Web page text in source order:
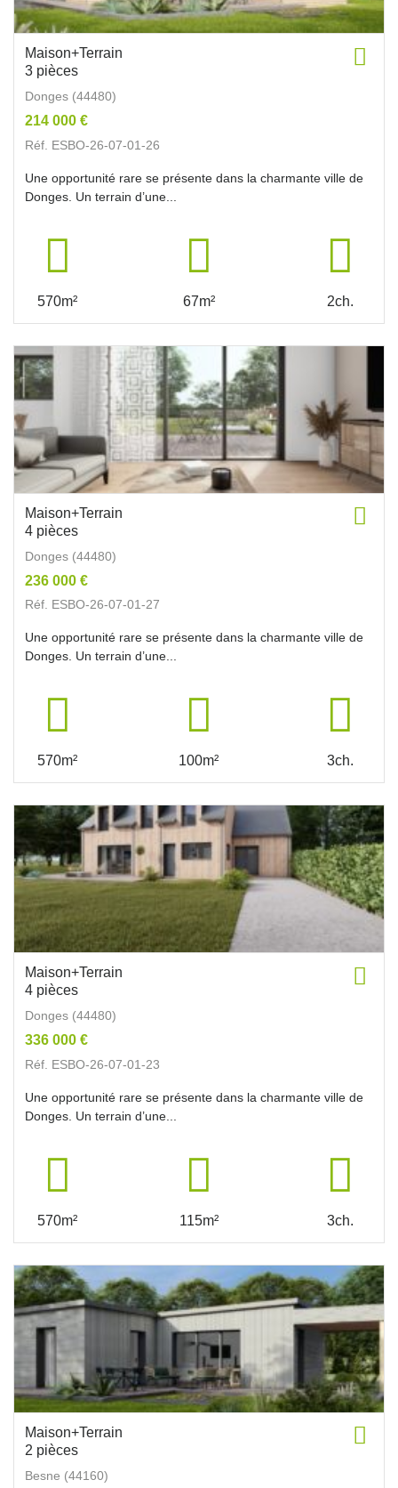
Maison+Terrain
3 pièces
Donges (44480)
214 000 €
Réf. ESBO-26-07-01-26
Une opportunité rare se présente dans la charmante ville de
Donges. Un terrain d’une...
570m² 67m² 2ch.
Maison+Terrain
4 pièces
Donges (44480)
236 000 €
Réf. ESBO-26-07-01-27
Une opportunité rare se présente dans la charmante ville de
Donges. Un terrain d’une...
570m² 100m² 3ch.
Maison+Terrain
4 pièces
Donges (44480)
336 000 €
Réf. ESBO-26-07-01-23
Une opportunité rare se présente dans la charmante ville de
Donges. Un terrain d’une...
570m² 115m² 3ch.
Maison+Terrain
2 pièces
Besne (44160)